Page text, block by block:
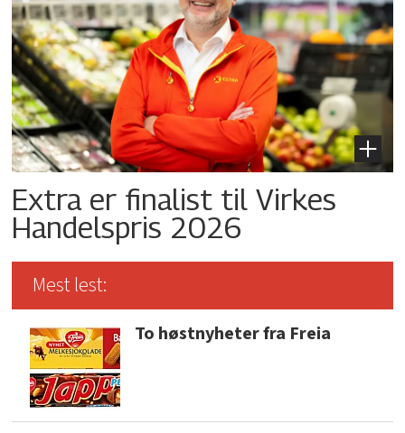
Extra er finalist til Virkes
Handelspris 2026
Mest lest:
To høstnyheter fra Freia